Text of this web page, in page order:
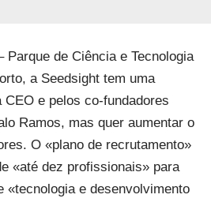
Parque de Ciência e Tecnologia
a Seedsight tem uma
e pelos co-fundadores
Ramos, mas quer aumentar o
O «plano de recrutamento»
«até dez profissionais» para
«tecnologia e desenvolvimento